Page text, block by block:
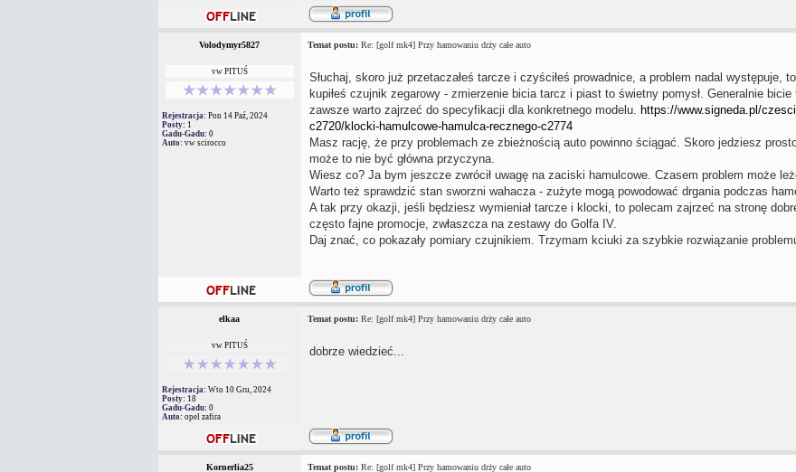
Volodymyr5827 Temat postu:Re: [golf mk4] Przy hamowaniu drży całe auto
vw PITUŚ
Rejestracja: Pon 14 Paź, 2024
Posty: 1
Gadu-Gadu: 0
Auto: vw scirocco
Słuchaj, skoro już przetaczałeś tarcze i czyściłeś prowadnice, a problem nadal występuje,
kupiłeś czujnik zegarowy - zmierzenie bicia tarcz i piast to świetny pomysł. Generalnie
zawsze warto zajrzeć do specyfikacji dla konkretnego modelu.
https://www.signeda.pl/
c2720/klocki-hamulcowe-hamulca-recznego-c2774
Masz rację, że przy problemach ze zbieżnością auto powinno ściągać. Skoro jedziesz
może to nie być główna przyczyna.
Wiesz co? Ja bym jeszcze zwrócił uwagę na zaciski hamulcowe. Czasem problem może
Warto też sprawdzić stan sworzni wahacza - zużyte mogą powodować drgania podczas
A tak przy okazji, jeśli będziesz wymieniał tarcze i klocki, to polecam zajrzeć na stronę
często fajne promocje, zwłaszcza na zestawy do Golfa IV.
Daj znać, co pokazały pomiary czujnikiem. Trzymam kciuki za szybkie rozwiązanie
elkaa Temat postu:Re: [golf mk4] Przy hamowaniu drży całe auto
vw PITUŚ
Rejestracja: Wto 10 Gru, 2024
Posty: 18
Gadu-Gadu: 0
Auto: opel zafira
dobrze wiedzieć...
Kornerlia25 Temat postu:Re: [golf mk4] Przy hamowaniu drży całe auto